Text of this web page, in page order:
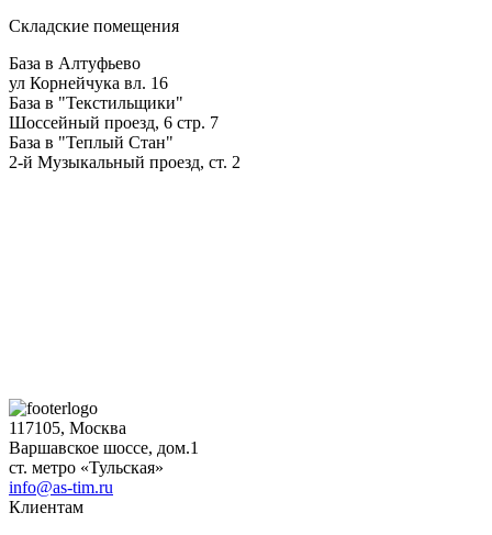
Складские помещения
База в Алтуфьево
ул Корнейчука вл. 16
База в "Текстильщики"
Шоссейный проезд, 6 стр. 7
База в "Теплый Стан"
2-й Музыкальный проезд, ст. 2
117105, Москва
Варшавское шоссе, дом.1
ст. метро «Тульская»
info@as-tim.ru
Клиентам